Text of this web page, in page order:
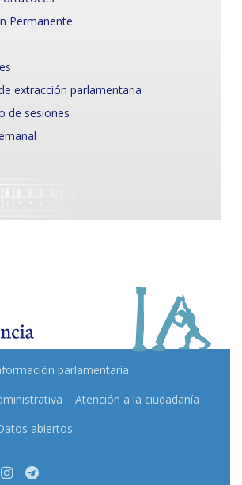
Permanente
extracción parlamentaria
de sesiones
parlamentaria
Atención a la ciudadanía
abiertos
Instagram
Telegram